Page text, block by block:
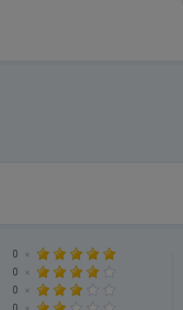
0
×
0
×
0
×
0
×